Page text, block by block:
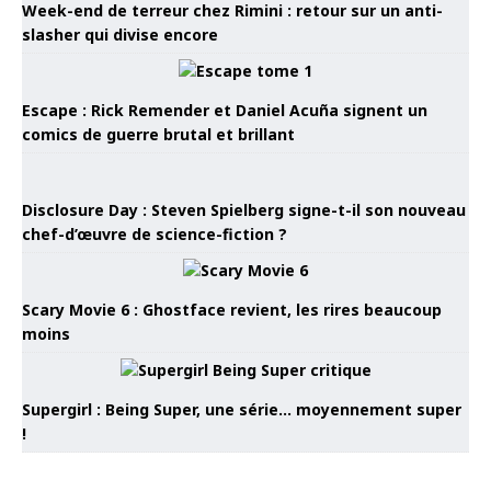
Week-end de terreur chez Rimini : retour sur un anti-
slasher qui divise encore
Escape : Rick Remender et Daniel Acuña signent un
comics de guerre brutal et brillant
Disclosure Day : Steven Spielberg signe-t-il son nouveau
chef-d’œuvre de science-fiction ?
Scary Movie 6 : Ghostface revient, les rires beaucoup
moins
Supergirl : Being Super, une série… moyennement super
!